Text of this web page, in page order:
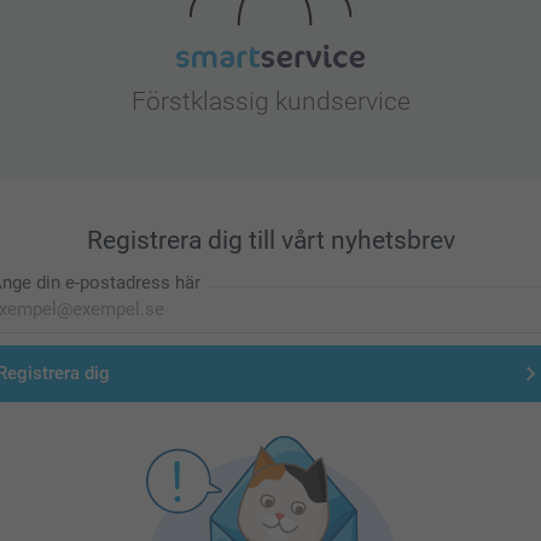
Förstklassig kundservice
Registrera dig till vårt nyhetsbrev
din e-postadress här
dig